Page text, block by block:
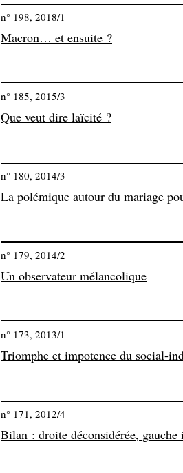
n° 198, 2018/1
Macron… et ensuite ?
n° 185, 2015/3
Que veut dire laïcité ?
n° 180, 2014/3
La polémique autour du mariage
n° 179, 2014/2
Un observateur mélancolique
n° 173, 2013/1
Triomphe et impotence du social-
n° 171, 2012/4
Bilan : droite déconsidérée, gauche